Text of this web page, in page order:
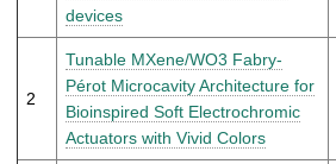
devices
2
Tunable MXene/WO3 Fabry-
Pérot Microcavity Architecture for
Bioinspired Soft Electrochromic
Actuators with Vivid Colors